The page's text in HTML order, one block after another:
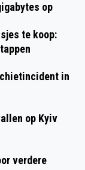
op
te koop:
in
op Kyiv
verdere